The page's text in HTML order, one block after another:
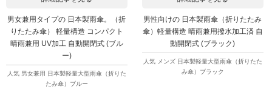
男女兼用タイプの 日本製雨傘。（折
りたたみ傘） 軽量構造 コンパクト
晴雨兼用 UV加工 自動開閉式 (ブル
ー)
人気 男女兼用 日本製軽量大型雨傘（折りた
たみ傘）ブルー
男性向けの 日本製雨傘（折りたたみ
傘）軽量構造 晴雨兼用撥水加工済 自
動開閉式 (ブラック)
人気 メンズ 日本製軽量大型雨傘（折りたた
み傘）ブラック